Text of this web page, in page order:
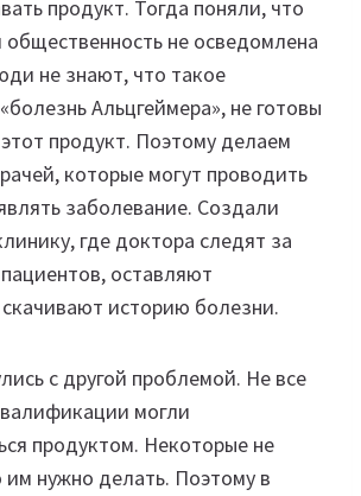
продукт. Тогда поняли, что
общественность не осведомлена
не знают, что такое
Альцгеймера», не готовы
продукт. Поэтому делаем
которые могут проводить
заболевание. Создали
где доктора следят за
оставляют
историю болезни.
с другой проблемой. Не все
могли
продуктом. Некоторые не
нужно делать. Поэтому в